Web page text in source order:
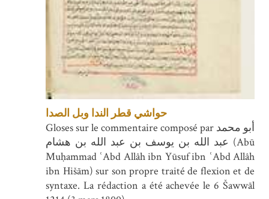
حواشي قطر الندا وبل الصدا
Gloses sur le commentaire composé par أبو محمد
عبد الله بن يوسف بن عبد الله بن هشام (Abū
Muḥammad ʿAbd Allâh ibn Yūsuf ibn ʿAbd Allâh
ibn Hišām) sur son propre traité de flexion et de
syntaxe. La rédaction a été achevée le 6 Šawwāl